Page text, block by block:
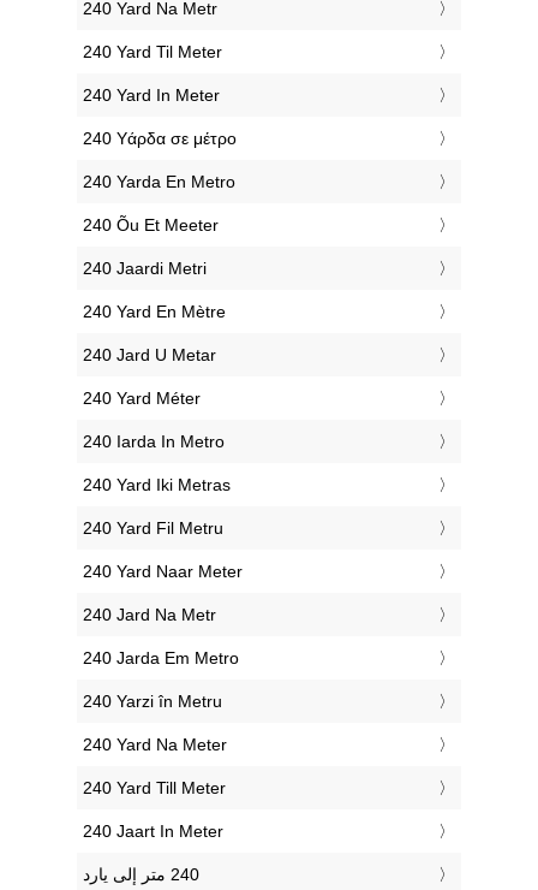
‎240 Yard Na Metr
‎240 Yard Til Meter
‎240 Yard In Meter
‎240 Υάρδα σε μέτρο
‎240 Yarda En Metro
‎240 Õu Et Meeter
‎240 Jaardi Metri
‎240 Yard En Mètre
‎240 Jard U Metar
‎240 Yard Méter
‎240 Iarda In Metro
‎240 Yard Iki Metras
‎240 Yard Fil Metru
‎240 Yard Naar Meter
‎240 Jard Na Metr
‎240 Jarda Em Metro
‎240 Yarzi în Metru
‎240 Yard Na Meter
‎240 Yard Till Meter
‎240 Jaart In Meter